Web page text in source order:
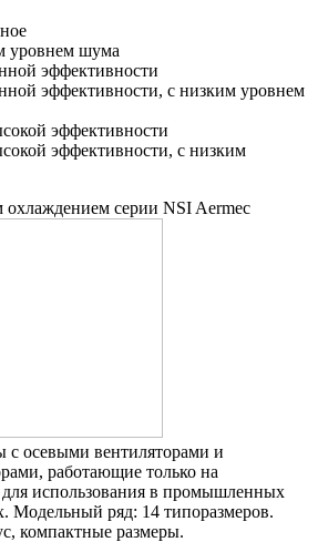
уровнем шума
эффективности
эффективности, с низким уровнем
эффективности
эффективности, с низким
серии NSI Aermec
с осевыми вентиляторами и
работающие только на
использования в промышленных
Модельный ряд: 14 типоразмеров.
компактные размеры.